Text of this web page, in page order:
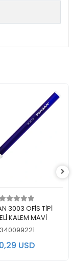
اضف الى سلة
3003 OFİS TİPİ
KALEM MAVİ
340099221
0,29 USD